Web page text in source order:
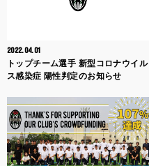
2022.04.01
トップチーム選手 新型コロナウイル
ス感染症 陽性判定のお知らせ